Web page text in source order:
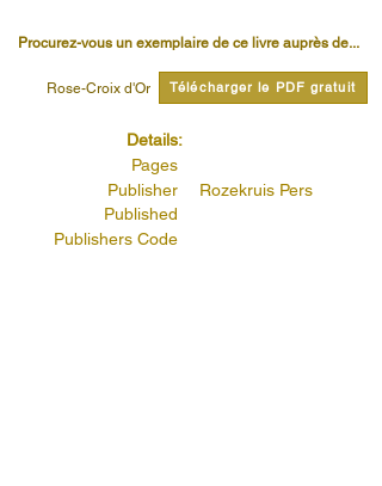
Procurez-vous un exemplaire de ce livre auprès de...
Rose-Croix d'Or Télécharger le PDF gratuit
Details:
Pages
Publisher
Published
Publishers Code
Rozekruis Pers